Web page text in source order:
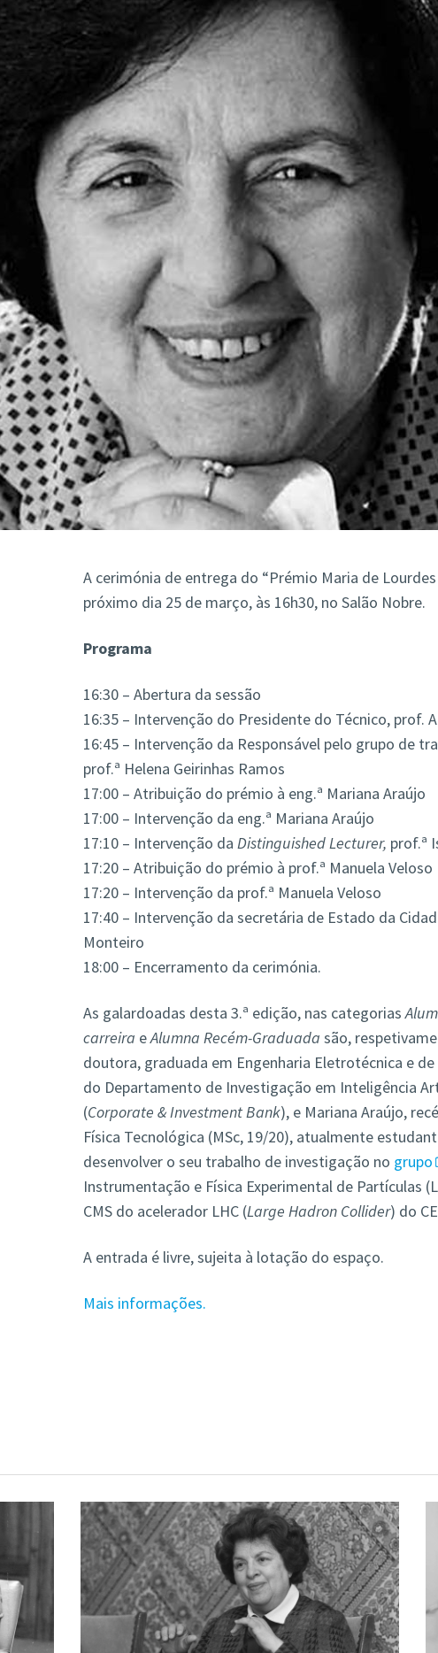
Formação Avançada
A cerimónia de entrega do “Prémio Maria de
próximo dia 25 de março, às 16h30, no Salão Nobre.
Programa
16:30 – Abertura da sessão
16:35 – Intervenção do Presidente do Técnico, prof.
16:45 – Intervenção da Responsável pelo grupo de
prof.ª Helena Geirinhas Ramos
17:00 – Atribuição do prémio à eng.ª Mariana Araújo
17:00 – Intervenção da eng.ª Mariana Araújo
17:10 – Intervenção da Distinguished Lecturer, prof.ª
17:20 – Atribuição do prémio à prof.ª Manuela Veloso
17:20 – Intervenção da prof.ª Manuela Veloso
17:40 – Intervenção da secretária de Estado da
Monteiro
18:00 – Encerramento da cerimónia.
As galardoadas desta 3.ª edição, nas categorias
carreira eAlumna Recém-Graduada são,
doutora, graduada em Engenharia Eletrotécnica e
do Departamento de Investigação em Inteligência
(Corporate & Investment Bank), e Mariana Araújo,
Física Tecnológica (MSc, 19/20), atualmente
desenvolver o seu trabalho de investigação no grupo
Instrumentação e Física Experimental de Partículas
CMS do acelerador LHC (Large Hadron Collider) do
A entrada é livre, sujeita à lotação do espaço.
Mais informações.